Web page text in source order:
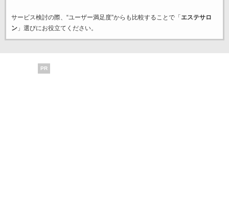
サービス検討の際、“ユーザー満足度”からも比較することで「 エステサロ
ン」選びにお役立てください。
PR